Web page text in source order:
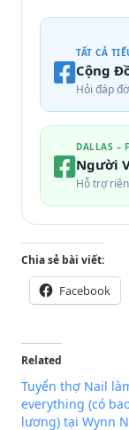
TẤT CẢ
Cộng
Hỏi đáp
DALLAS –
Người
Hỗ trợ
Chia sẻ bài viết:
Facebook
Related
Tuyển thợ Nail
everything (có
lương) tại Wynn